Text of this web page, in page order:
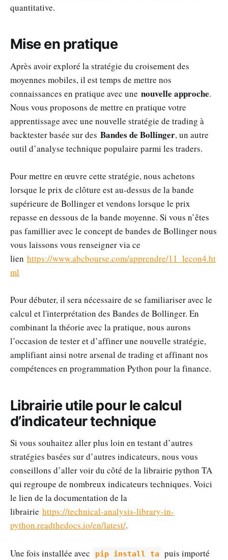
quantitative.
Mise en pratique
Après avoir exploré la stratégie du croisement des
moyennes mobiles, il est temps de mettre nos
connaissances en pratique avec une nouvelle approche.
Nous vous proposons de mettre en pratique votre
apprentissage avec une nouvelle stratégie de trading à
backtester basée sur des Bandes de Bollinger, un autre
outil d’analyse technique populaire parmi les traders.
Pour mettre en œuvre cette stratégie, nous achetons
lorsque le prix de clôture est au-dessus de la bande
supérieure de Bollinger et vendons lorsque le prix
repasse en dessous de la bande moyenne. Si vous n’êtes
pas famillier avec le concept de bandes de Bollinger nous
vous laissons vous renseigner via ce
lien https://www.abcbourse.com/apprendre/11_lecon4.ht
ml
Pour débuter, il sera nécessaire de se familiariser avec le
calcul et l'interprétation des Bandes de Bollinger. En
combinant la théorie avec la pratique, nous aurons
l’occasion de tester et d’affiner une nouvelle stratégie,
amplifiant ainsi notre arsenal de trading et affinant nos
compétences en programmation Python pour la finance.
Librairie utile pour le calcul
d’indicateur technique
Si vous souhaitez aller plus loin en testant d’autres
stratégies basées sur d’autres indicateurs, nous vous
conseillons d’aller voir du côté de la librairie python TA
qui regroupe de nombreux indicateurs techniques. Voici
le lien de la documentation de la
librairie https://technical-analysis-library-in-
python.readthedocs.io/en/latest/.
Une fois installée avec pip install ta puis importé